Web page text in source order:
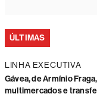
ÚLTIMAS
LINHA EXECUTIVA
Gávea, de Armínio
multimercados e